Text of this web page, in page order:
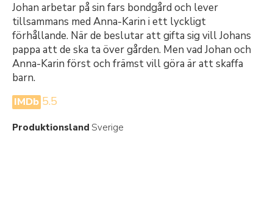
Johan arbetar på sin fars bondgård och lever
tillsammans med Anna-Karin i ett lyckligt
förhållande. När de beslutar att gifta sig vill Johans
pappa att de ska ta över gården. Men vad Johan och
Anna-Karin först och främst vill göra är att skaffa
barn.
IMDb 5.5
Produktionsland Sverige